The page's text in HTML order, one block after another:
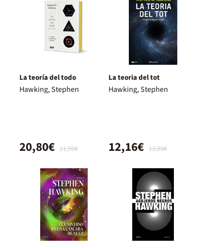
La teoría del todo
Hawking, Stephen
21,90€
20,80€
La teoria del tot
Hawking, Stephen
12,80€
12,16€